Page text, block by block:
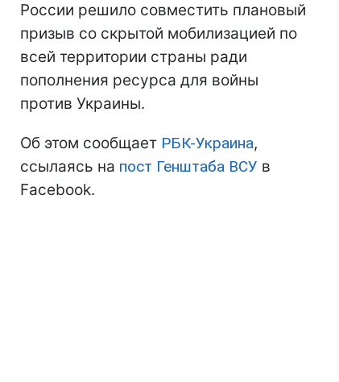
России решило совместить плановый
призыв со скрытой мобилизацией по
всей территории страны ради
пополнения ресурса для войны
против Украины.
Об этом сообщает РБК-Украина,
ссылаясь на пост Генштаба ВСУ в
Facebook.